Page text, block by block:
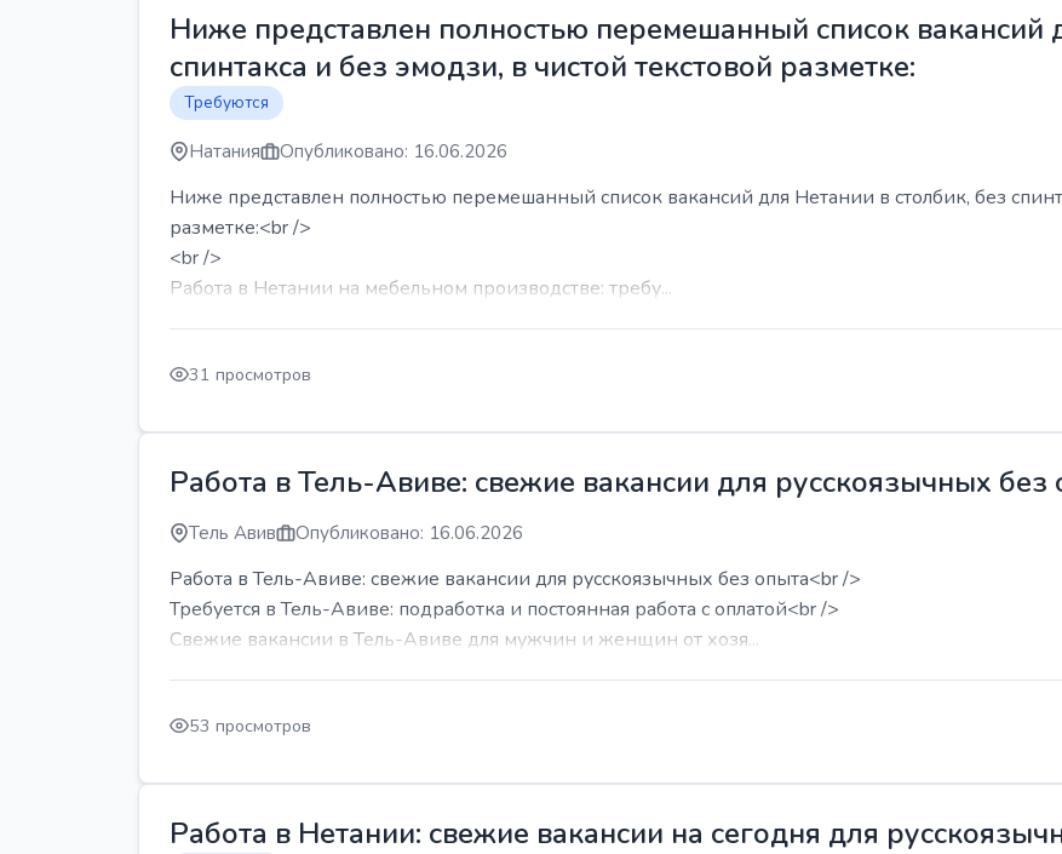
Ниже представлен полностью перемешанный список вакансий
спинтакса и без эмодзи, в чистой текстовой разметке:
Требуются
Натания Опубликовано: 16.06.2026
Ниже представлен полностью перемешанный список вакансий для Нетании в столбик, без
разметке:<br />
<br />
Работа в Нетании на мебельном производстве: требу...
31 просмотров
Работа в Тель-Авиве: свежие вакансии для русскоязычных без
Тель Авив Опубликовано: 16.06.2026
Работа в Тель-Авиве: свежие вакансии для русскоязычных без опыта<br />
Требуется в Тель-Авиве: подработка и постоянная работа с оплатой<br />
Свежие вакансии в Тель-Авиве для мужчин и женщин от хозя...
53 просмотров
Работа в Нетании: свежие вакансии на сегодня для